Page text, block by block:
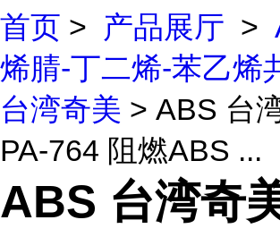
首页 > 产品展厅 >
烯腈-丁二烯-苯乙烯
台湾奇美 > ABS 台
PA-764 阻燃ABS ...
ABS 台湾奇